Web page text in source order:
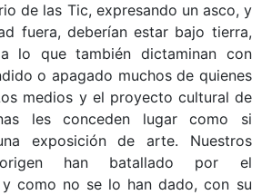
de las Tic, expresando un asco, y
fuera, deberían estar bajo tierra,
lo que también dictaminan con
o apagado muchos de quienes
medios y el proyecto cultural de
les conceden lugar como si
exposición de arte. Nuestros
han batallado por el
y como no se lo han dado, con su